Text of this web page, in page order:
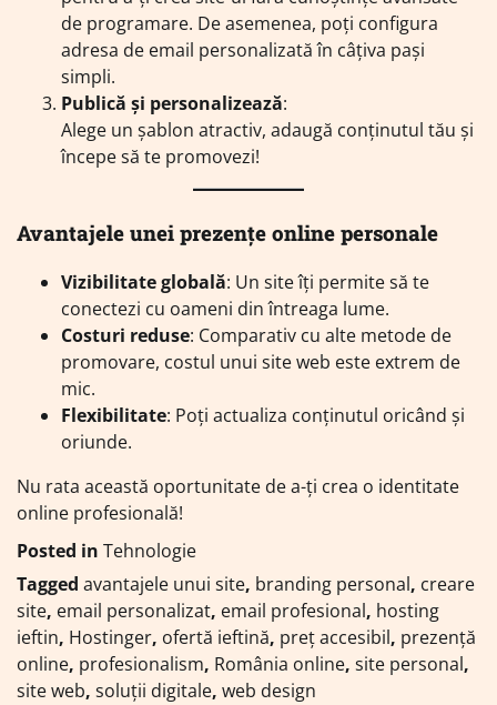
de programare. De asemenea, poți configura
adresa de email personalizată în câțiva pași
simpli.
Publică și personalizează:
Alege un șablon atractiv, adaugă conținutul tău și
începe să te promovezi!
Avantajele unei prezențe online personale
Vizibilitate globală: Un site îți permite să te
conectezi cu oameni din întreaga lume.
Costuri reduse: Comparativ cu alte metode de
promovare, costul unui site web este extrem de
mic.
Flexibilitate: Poți actualiza conținutul oricând și
oriunde.
Nu rata această oportunitate de a-ți crea o identitate
online profesională!
Posted in Tehnologie
Tagged avantajele unui site, branding personal, creare
site, email personalizat, email profesional, hosting
ieftin, Hostinger, ofertă ieftină, preț accesibil, prezență
online, profesionalism, România online, site personal,
site web, soluții digitale, web design